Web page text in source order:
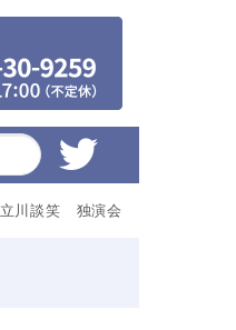
立川談笑 独演会